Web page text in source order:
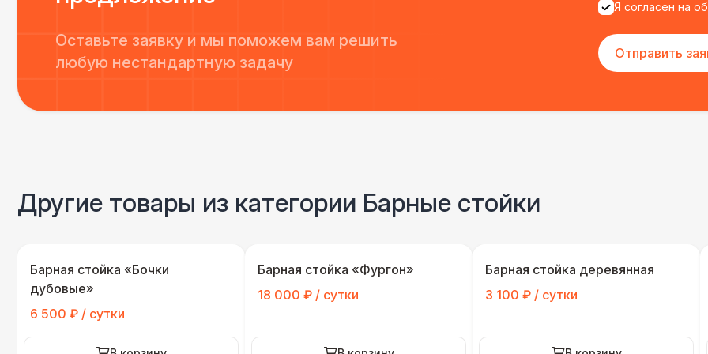
Оставьте заявку и мы поможем вам решить
любую нестандартную задачу
Я согласен на
Отправить
Другие товары из категории Барные стойки
Барная стойка «Бочки
дубовые»
6 500 ₽ / сутки
Барная стойка «Фургон»
18 000 ₽ / сутки
Барная стойка деревянная
3 100 ₽ / сутки